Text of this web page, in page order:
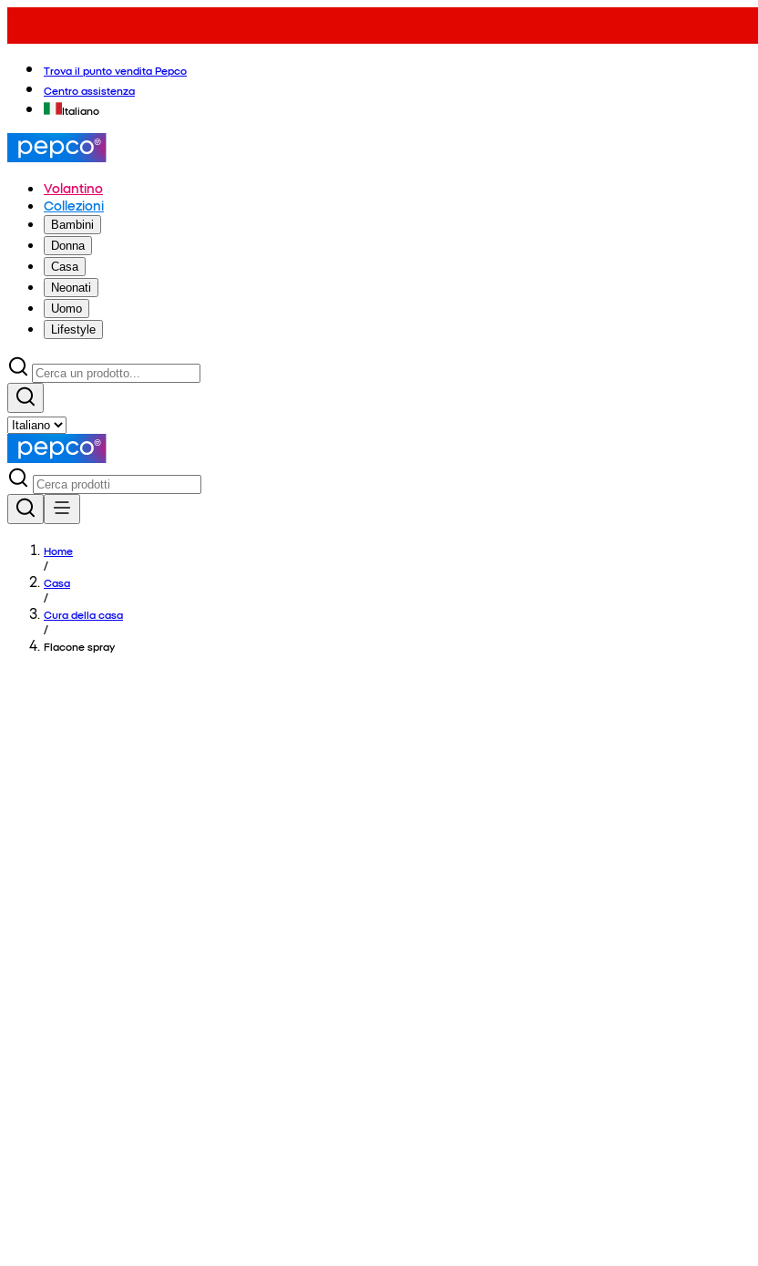
Trova il punto vendita Pepco
Centro assistenza
Italiano
Volantino
Collezioni
Bambini
Donna
Casa
Neonati
Uomo
Lifestyle
Home
/
Casa
/
Cura della casa
/
Flacone spray